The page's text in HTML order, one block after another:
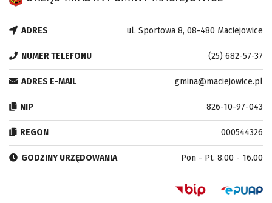
ADRES ul. Sportowa 8, 08-480 Maciejowice
NUMER TELEFONU (25) 682-57-37
ADRES E-MAIL gmina@maciejowice.pl
NIP 826-10-97-043
REGON 000544326
GODZINY URZĘDOWANIA Pon - Pt. 8.00 - 16.00